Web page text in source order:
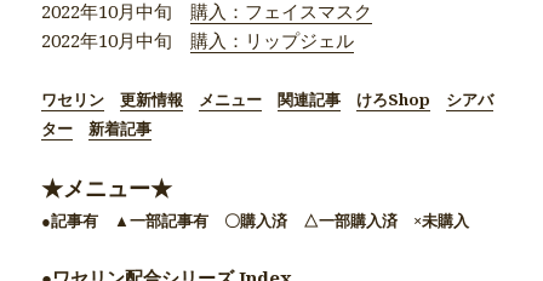
2022年10月中旬購入：フェイスマスク
2022年10月中旬購入：リップジェル
ワセリン 更新情報 メニュー 関連記事 けろShop
シアバ
ター
新着記事
★メニュー★
●記事有 ▲一部記事有 〇購入済 △一部購入済 ×未購入